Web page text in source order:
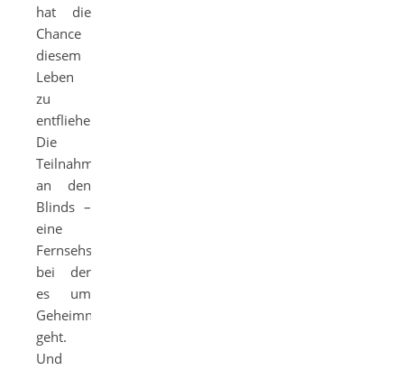
hat die
Chance
diesem
Leben
zu
entfliehen:
Die
Teilnahme
an den
Blinds –
eine
Fernsehshow,
bei der
es um
Geheimnisse
geht.
Und